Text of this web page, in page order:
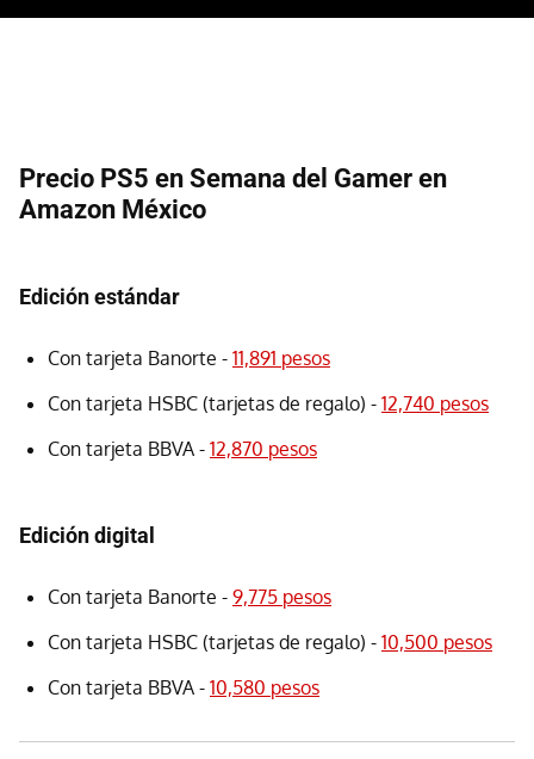
Precio PS5 en Semana del Gamer en
Amazon México
Edición estándar
Con tarjeta Banorte - 11,891 pesos
Con tarjeta HSBC (tarjetas de regalo) - 12,740 pesos
Con tarjeta BBVA - 12,870 pesos
Edición digital
Con tarjeta Banorte - 9,775 pesos
Con tarjeta HSBC (tarjetas de regalo) - 10,500 pesos
Con tarjeta BBVA - 10,580 pesos